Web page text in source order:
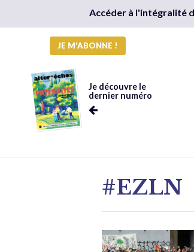
Accéder à l'intégralité
JE M'ABONNE !
Je découvre le
dernier numéro
#EZLN